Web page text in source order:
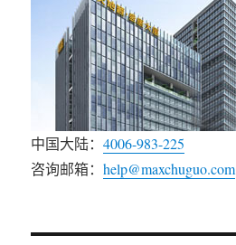
中国大陆：4006-983-225
咨询邮箱：help@maxchuguo.com